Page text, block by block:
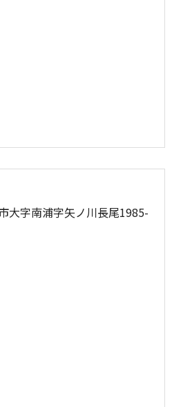
大字南浦字矢ノ川長尾1985-